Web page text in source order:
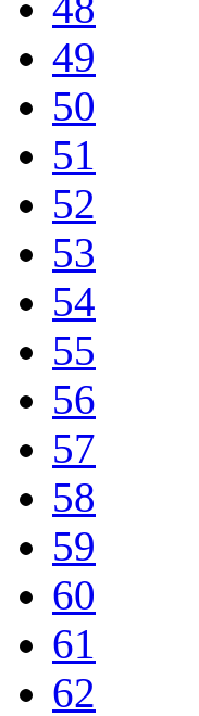
49
50
51
52
53
54
55
56
57
58
59
60
61
62